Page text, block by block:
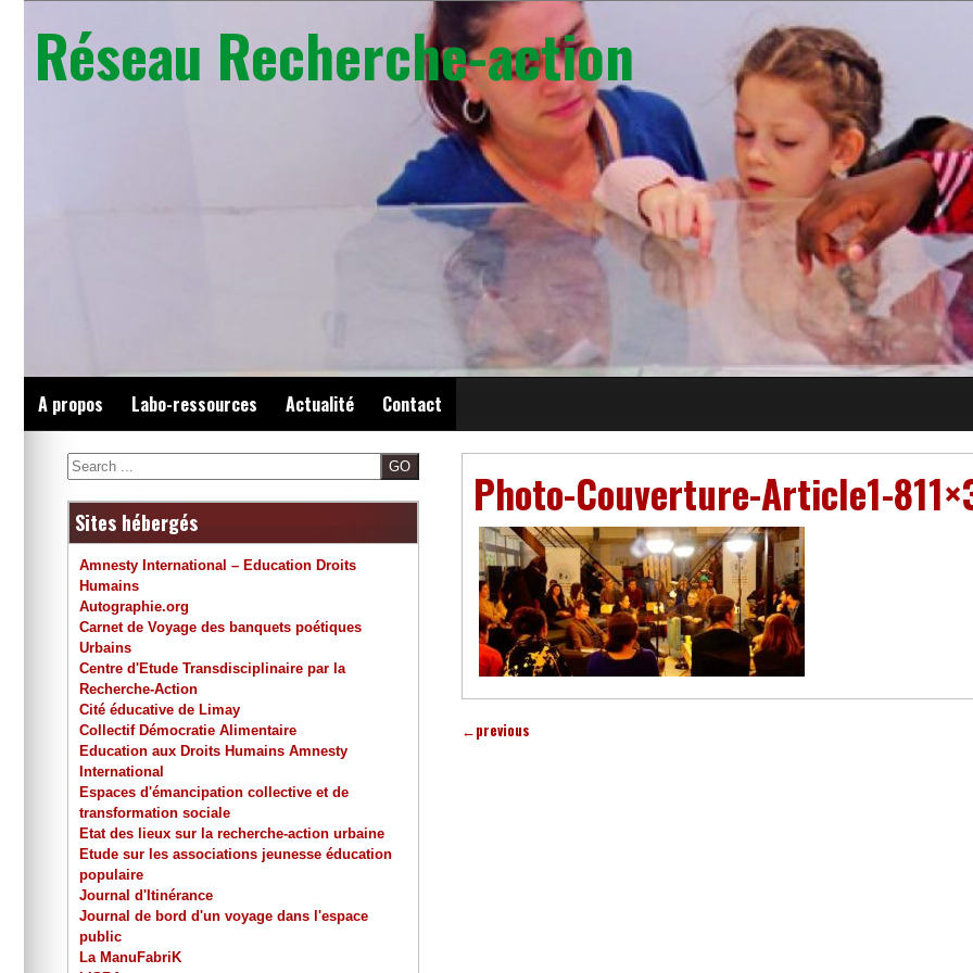
content
Réseau Recherche-action
A propos Labo-ressources Actualité Contact
Photo-Couverture-Article1-
←previous
Search
Sites hébergés
Amnesty International – Education Droits
Humains
Autographie.org
Carnet de Voyage des banquets poétiques
Urbains
Centre d'Etude Transdisciplinaire par la
Recherche-Action
Cité éducative de Limay
Collectif Démocratie Alimentaire
Education aux Droits Humains Amnesty
International
Espaces d'émancipation collective et de
transformation sociale
Etat des lieux sur la recherche-action urbaine
Etude sur les associations jeunesse éducation
populaire
Journal d'Itinérance
Journal de bord d'un voyage dans l'espace
public
La ManuFabriK